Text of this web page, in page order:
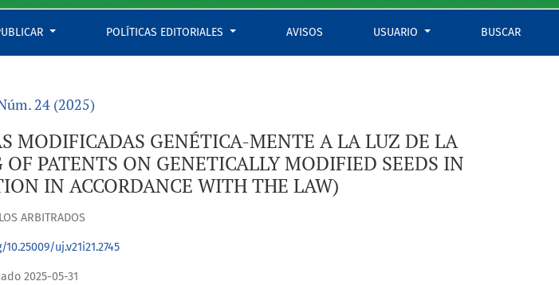
POLÍTICAS EDITORIALES AVISOS USUARIO BUSCAR
24 (2025)
MODIFICADAS GENÉTICA-MENTE A LA LUZ DE LA
PATENTS ON GENETICALLY MODIFIED SEEDS IN
IN ACCORDANCE WITH THE LAW)
ARBITRADOS
uj.v21i21.2745
2025-05-31